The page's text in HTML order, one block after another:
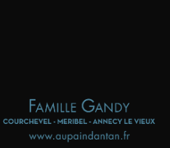
- Pâtisseries
d'Antan"